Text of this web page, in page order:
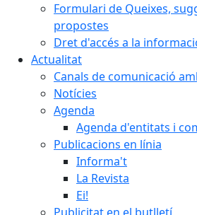
Formulari de Queixes,
propostes
Dret d'accés a la
Actualitat
Canals de comunicació
Notícies
Agenda
Agenda d'entitats i
Publicacions en línia
Informa't
La Revista
Ei!